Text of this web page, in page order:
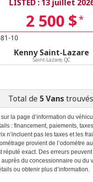
LISTED : 13 juillet
2 500 $*
10
Kenny Saint-Lazare
Saint-Lazare, QC
Total de 5 Vans
la page d’information du
: financement, paiements,
n’incluent pas les taxes et les
provient de l’odomètre
réputé exact. Des erreurs
du concessionnaire ou du
ou obtenir plus d’information.